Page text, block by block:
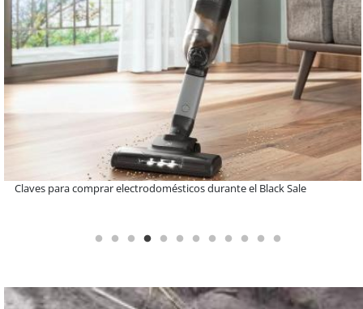
A dos años de la Ley Karin: especialistas afirman que el desafío es